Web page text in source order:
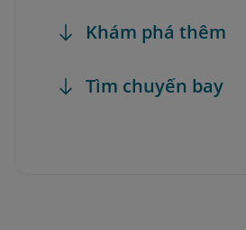
Khám phá thêm
Tìm chuyến bay